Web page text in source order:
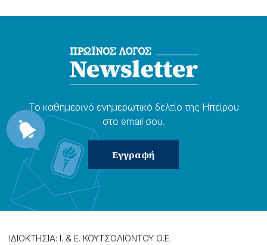
Το καθημερɩνό ενημερωτɩκό δελτίο της Ηπείρου
στο email σου.
ΙΔΙΟΚΤΗΣΙΑ: Ι. & Ε. ΚΟΥΤΣΟΛΙΟΝΤΟΥ Ο.Ε.